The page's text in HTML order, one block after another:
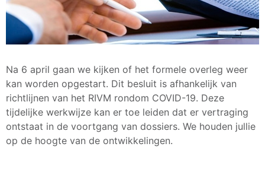
Na 6 april gaan we kijken of het formele overleg weer
kan worden opgestart. Dit besluit is afhankelijk van
richtlijnen van het RIVM rondom COVID-19. Deze
tijdelijke werkwijze kan er toe leiden dat er vertraging
ontstaat in de voortgang van dossiers. We houden jullie
op de hoogte van de ontwikkelingen.